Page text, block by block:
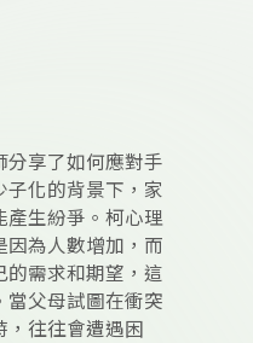
分享了如何應對手
子化的背景下，家
產生紛爭。柯心理
因為人數增加，而
的需求和期望，這
當父母試圖在衝突
往往會遭遇困